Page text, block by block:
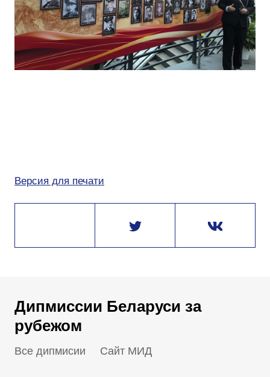
Версия для печати
Дипмиссии Беларуси за
рубежом
Все дипмисии Сайт МИД